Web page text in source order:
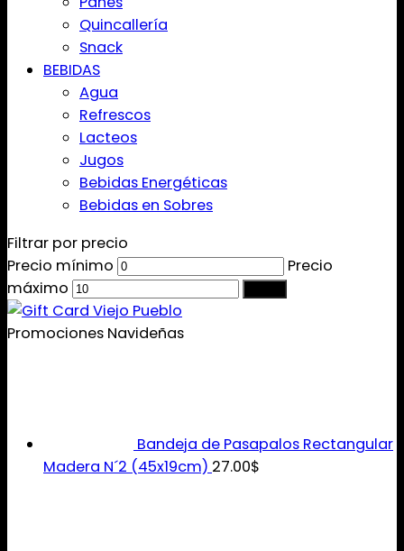
Quincallería
Snack
BEBIDAS
Agua
Refrescos
Lacteos
Jugos
Bebidas Energéticas
Bebidas en Sobres
Filtrar por precio
Precio mínimo
Precio
máximo
Promociones Navideñas
Bandeja de Pasapalos Rectangular
Madera N´2 (45x19cm) 27.00$